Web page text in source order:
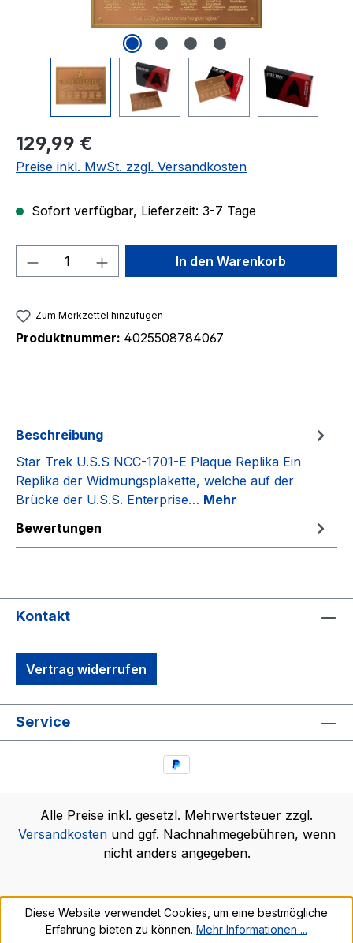
Regulärer Preis:
129,99 €
Preise inkl. MwSt. zzgl. Versandkosten
Sofort verfügbar, Lieferzeit: 3-7 Tage
Produkt Anzahl: Gib denIn den Warenkorb
Zum Merkzettel hinzufügen
Produktnummer: 4025508784067
Beschreibung
Star Trek U.S.S NCC-1701-E Plaque Replika Ein
Replika der Widmungsplakette, welche auf der
Brücke der U.S.S. Enterprise… Mehr
Bewertungen
Kontakt
Vertrag widerrufen
Service
Alle Preise inkl. gesetzl. Mehrwertsteuer zzgl.
Versandkostenund ggf. Nachnahmegebühren, wenn
nicht anders angegeben.
Diese Website verwendet Cookies, um eine bestmögliche
Erfahrung bieten zu können. Mehr Informationen ...